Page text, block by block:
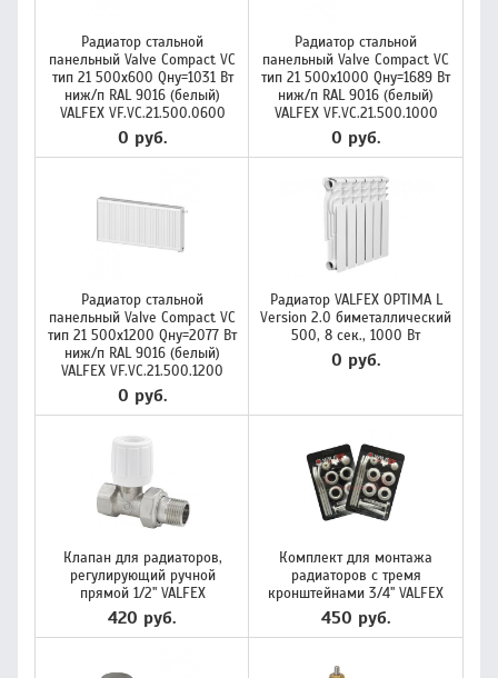
Радиатор стальной
панельный Valve Compact VC
тип 21 500х600 Qну=1031 Вт
ниж/п RAL 9016 (белый)
VALFEX VF.VC.21.500.0600
0 руб.
Радиатор стальной
панельный Valve Compact VC
тип 21 500х1000 Qну=1689 Вт
ниж/п RAL 9016 (белый)
VALFEX VF.VC.21.500.1000
0 руб.
Радиатор стальной
панельный Valve Compact VC
тип 21 500х1200 Qну=2077 Вт
ниж/п RAL 9016 (белый)
VALFEX VF.VC.21.500.1200
0 руб.
Радиатор VALFEX OPTIMA L
Version 2.0 биметаллический
500, 8 сек., 1000 Вт
0 руб.
Клапан для радиаторов,
регулирующий ручной
прямой 1/2" VALFEX
420 руб.
Комплект для монтажа
радиаторов с тремя
кронштейнами 3/4" VALFEX
450 руб.